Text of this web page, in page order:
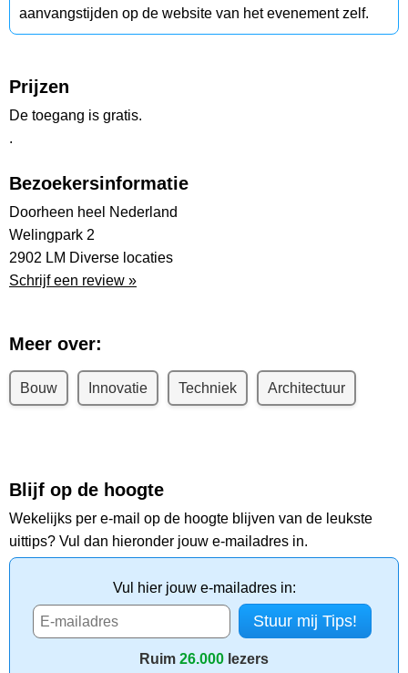
aanvangstijden op de website van het evenement zelf.
Prijzen
De toegang is gratis.
.
Bezoekersinformatie
Doorheen heel Nederland
Welingpark 2
2902 LM Diverse locaties
Schrijf een review »
Meer over:
Bouw Innovatie Techniek Architectuur
Blijf op de hoogte
Wekelijks per e-mail op de hoogte blijven van de leukste
uittips? Vul dan hieronder jouw e-mailadres in.
Vul hier jouw e-mailadres in:
Ruim 26.000 lezers